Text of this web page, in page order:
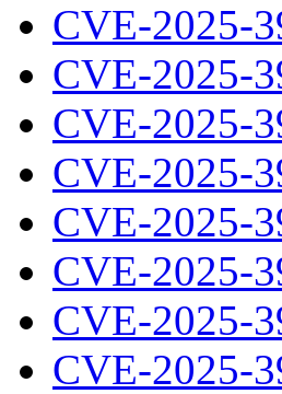
CVE-2025-
CVE-2025-
CVE-2025-
CVE-2025-
CVE-2025-
CVE-2025-
CVE-2025-
CVE-2025-